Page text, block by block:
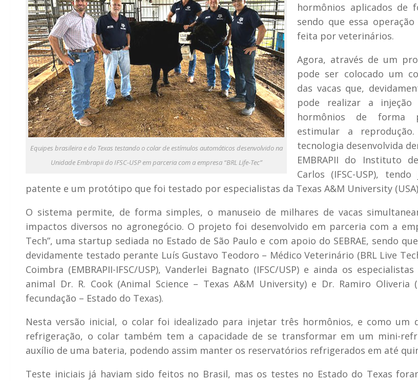
Equipes brasileira e do Texas testando o colar de estímulos automáticos desenvolvido na
Unidade Embrapii do IFSC-USP em parceria com a empresa “BRL Life-Tec”
hormônios aplicados de
sendo que essa
feita por veterinários.
Agora, através de um
pode ser colocado um
das vacas que,
pode realizar a injeção
hormônios de forma
estimular a
tecnologia desenvolvida
EMBRAPII do Instituto
Carlos (IFSC-USP),
patente e um protótipo que foi testado por especialistas da Texas A&M University
O sistema permite, de forma simples, o manuseio de milhares de vacas
impactos diversos no agronegócio. O projeto foi desenvolvido em parceria com a
Tech”, uma startup sediada no Estado de São Paulo e com apoio do SEBRAE, sendo
devidamente testado perante Luís Gustavo Teodoro – Médico Veterinário (BRL Live
Coimbra (EMBRAPII-IFSC/USP), Vanderlei Bagnato (IFSC/USP) e ainda os
animal Dr. R. Cook (Animal Science – Texas A&M University) e Dr. Ramiro Oliveria
fecundação – Estado do Texas).
Nesta versão inicial, o colar foi idealizado para injetar três hormônios, e como um
refrigeração, o colar também tem a capacidade de se transformar em um mini-
auxílio de uma bateria, podendo assim manter os reservatórios refrigerados em até
Teste iniciais já haviam sido feitos no Brasil, mas os testes no Estado do Texas